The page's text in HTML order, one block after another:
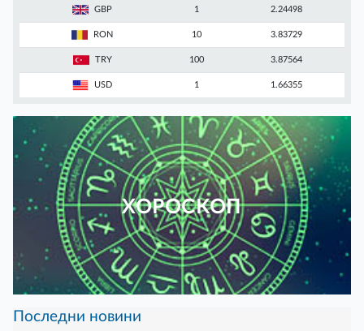
GBP 1 2.24498
RON 10 3.83729
TRY 100 3.87564
USD 1 1.66355
ХОРОСКОП
Последни новини